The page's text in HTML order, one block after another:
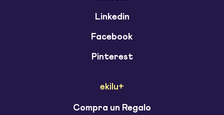
Linkedin
Facebook
Pinterest
ekilu+
Compra un Regalo